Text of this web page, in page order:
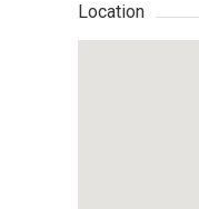
Location